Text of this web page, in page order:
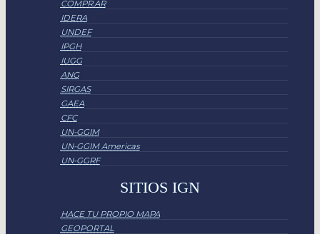
COMPR.AR
IDERA
UNDEF
IPGH
IUGG
ANG
SIRGAS
GAEA
CFC
UN-GGIM
UN-GGIM Americas
UN-GGRF
SITIOS IGN
HACE TU PROPIO MAPA
GEOPORTAL